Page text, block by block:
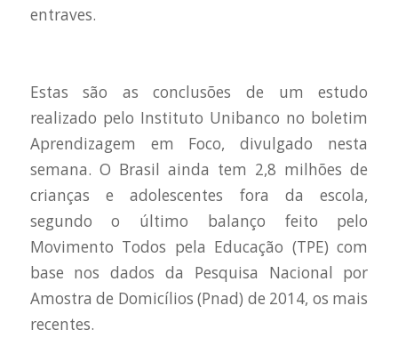
entraves.
Estas são as conclusões de um estudo
realizado pelo Instituto Unibanco no boletim
Aprendizagem em Foco, divulgado nesta
semana. O Brasil ainda tem 2,8 milhões de
crianças e adolescentes fora da escola,
segundo o último balanço feito pelo
Movimento Todos pela Educação (TPE) com
base nos dados da Pesquisa Nacional por
Amostra de Domicílios (Pnad) de 2014, os mais
recentes.